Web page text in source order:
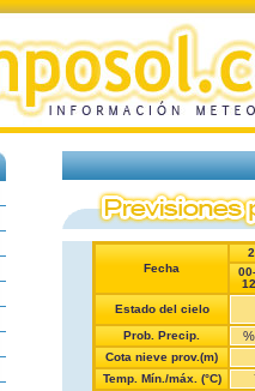
Fecha
12
Estado del cielo
Prob. Precip.
%
Cota nieve prov.(m)
Temp. Mín./máx. (°C)